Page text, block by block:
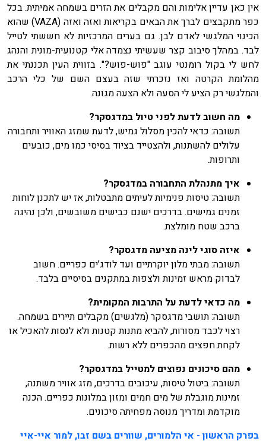
אין כאן עדיין אלימות והם מקבלים את הזרים בשמחה אמיתית. בכל
כפר מתקבצים לברך את הבאים בקריאות ואזה ואזה (VAZA) שהוא
הכינוי המלגשי לאדם לבן. גם בערים המרכזיות לא חששתי לטייל
לבד. במהלך סיבוב קצר שעשיתי נצמדה אלי קטנועית-מונית והנהג
לחש לי בקול רומנטי עוגב "פוש-פוש?". בזווית העין תכננתי את
מהלומת הקרטה ואז נזכרתי שזה בעצם השם של כלי הרכב
והמלגשי רק הציע לי הסעה ולא הצעה מגונה.
מה חשוב לדעת לפני טיול במדגסקר?
תשובה: כדאי להכין מסלול גמיש, לדעת שמזג האוויר ותחבורה
עלולים להשתנות, ולהצטייד בציוד בסיסי כמו מים, כובעים
ותרופות.
איך מתנהלת התחבורה במדגסקר?
תשובה: טיסות פנימיות לעיתים מתבטלות, אז יש לתכנן לוחות
זמנים גמישים. בדרכים ישנם כבישים משובשים, ולכן נהיגה
ברכב שטח מומלצת.
איזה סוגי לינה מציעה מדגסקר?
תשובה: מבתי מלון יוקרתיים ועד לודג’ים כפריים. חשוב
לבדוק מראש זמינות ולצפות במתקנים בסיסיים בלבד.
מה כדאי לדעת על התרבות המקומית?
תשובה: תושבי מדגסקר (מלגשים) מקבלים תיירים בשמחה.
רצוי לכבד מסורות, להביא מתנות קטנות ולא לנסות להאכיל או
לקחת חפצים מהכפרים ללא רשות.
מהם סיכונים נפוצים למטייל במדגסקר?
תשובה: ביטול טיסות, עיכובים בדרכים, מזג אוויר משתנה,
זמינות מוגבלת של מים חמים ומזון במלונות כפריים. הכנה
מוקדמת ומדריך מנוסה מפחיתה סיכונים.
בפרק הראשון - אי הלמורים, שוורים בשם זבו, למור איי-איי